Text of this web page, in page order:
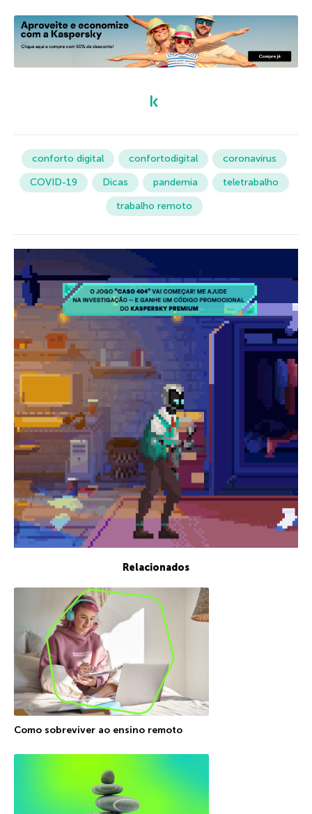
conforto digital confortodigital
coronavírus
COVID-19
Dicas pandemia
teletrabalho
trabalho remoto
Relacionados
Como sobreviver ao ensino remoto